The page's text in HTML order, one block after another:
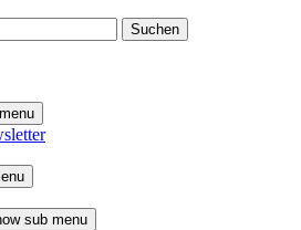
sub menu